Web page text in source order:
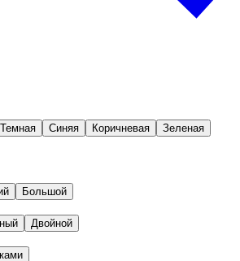
Темная Синяя Коричневая Зеленая
Большой
Двойной